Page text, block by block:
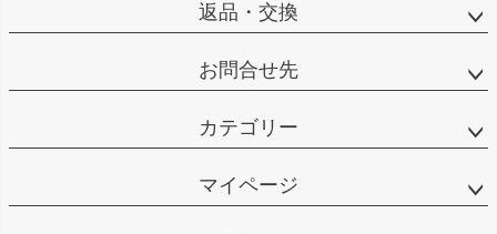
返品・交換
お問合せ先
カテゴリー
マイページ